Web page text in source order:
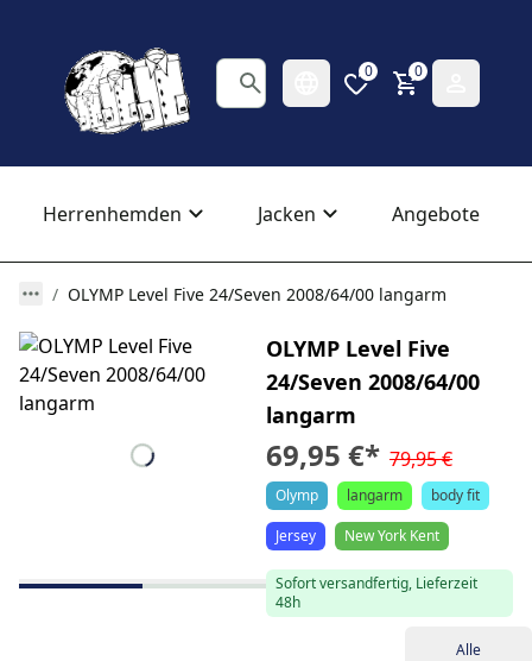
0 0
Herrenhemden Jacken Angebote
OLYMP Level Five 24/Seven 2008/64/00 langarm
OLYMP Level Five
24/Seven 2008/64/00
langarm
69,95 €* 79,95 €
Olymp langarm
body fit
Jersey
New York Kent
Sofort versandfertig, Lieferzeit
48h
Alle